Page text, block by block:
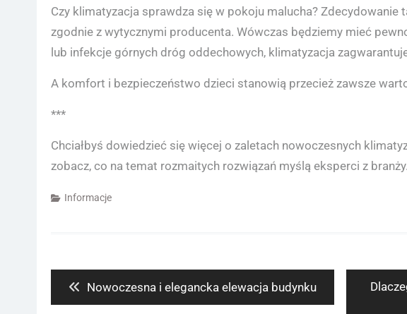
Czy klimatyzacja sprawdza się w pokoju malucha? Zdecydowanie
zgodnie z wytycznymi producenta. Wówczas będziemy mieć
lub infekcje górnych dróg oddechowych, klimatyzacja
A komfort i bezpieczeństwo dzieci stanowią przecież zawsze
***
Chciałbyś dowiedzieć się więcej o zaletach nowoczesnych
zobacz, co na temat rozmaitych rozwiązań myślą eksperci z branży.
Informacje
Previous
post:
Nowoczesna i elegancka elewacja budynku
Next